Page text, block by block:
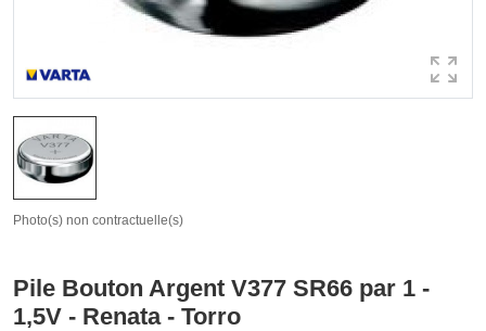
Photo(s) non contractuelle(s)
Pile Bouton Argent V377 SR66 par 1 -
1,5V - Renata - Torro